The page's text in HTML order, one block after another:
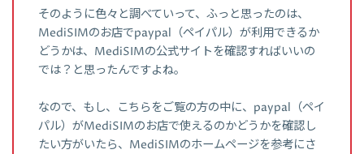
そのように色々と調べていって、ふっと思ったのは、
MediSIMのお店でpaypal（ペイパル）が利用できるか
どうかは、MediSIMの公式サイトを確認すればいいの
では？と思ったんですよね。
なので、もし、こちらをご覧の方の中に、paypal（ペイ
パル）がMediSIMのお店で使えるのかどうかを確認し
たい方がいたら、MediSIMのホームページを参考にさ